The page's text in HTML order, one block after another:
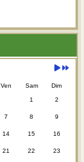
Ven Sam Dim
1 2
7 8 9
14 15 16
21 22 23